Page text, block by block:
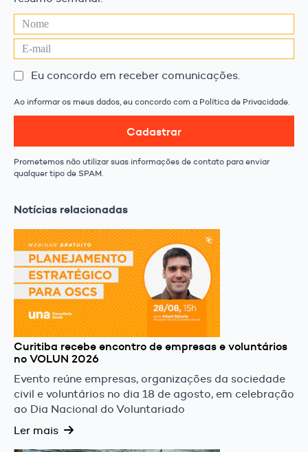
Eu concordo em receber comunicações.
Ao informar os meus dados, eu concordo com a Política de Privacidade.
Cadastrar
Prometemos não utilizar suas informações de contato para enviar
qualquer tipo de SPAM.
Notícias relacionadas
Curitiba recebe encontro de empresas e voluntários
no VOLUN 2026
Evento reúne empresas, organizações da sociedade
civil e voluntários no dia 18 de agosto, em celebração
ao Dia Nacional do Voluntariado
Ler mais